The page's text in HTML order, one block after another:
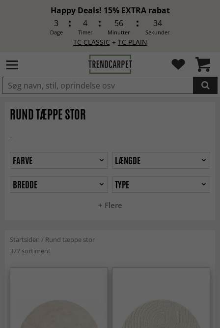
Happy Deals! 15% EXTRA rabat
3
Dage
4
Timer
56
Minutter
32
Sekunder
TC CLASSIC + TC PLAIN
LAGT I INDKØBSKURVEN.
RUND TÆPPE STOR
-
+ Flere
FARVE
LÆNGDE
BREDDE
TYPE
Startsiden / Rund tæppe stor
377 sortiment